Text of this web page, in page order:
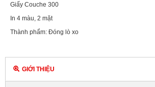
TIN
TỨC
THƯ
VIỆN
Giấy Couche 300
In 4 màu, 2 mặt
Thành phẩm: Đóng lò xo
GIỚI THIỆU